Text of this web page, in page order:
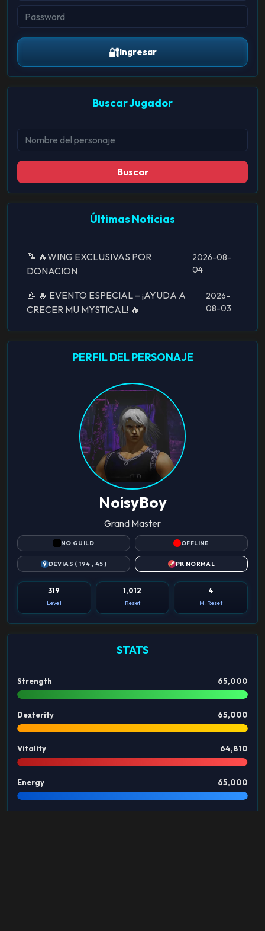
🔐Ingresar
Buscar Jugador
Buscar
Últimas Noticias
📝 🔥WING EXCLUSIVAS POR
DONACION
2026-08-
04
📝 🔥 EVENTO ESPECIAL – ¡AYUDA A
CRECER MU MYSTICAL! 🔥
2026-
08-03
PERFIL DEL PERSONAJE
NoisyBoy
Grand Master
NO GUILD OFFLINE
DEVIAS ( 194 , 45 ) PK NORMAL
319
Level
1,012
Reset
4
M.Reset
STATS
Strength 65,000
Dexterity 65,000
Vitality 64,810
Energy 65,000